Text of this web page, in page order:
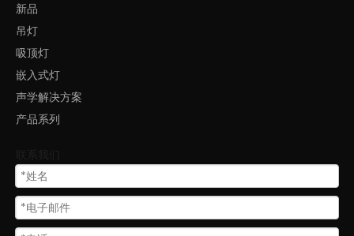
新品
吊灯
吸顶灯
嵌入式灯
声学解决方案
产品系列